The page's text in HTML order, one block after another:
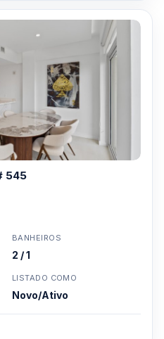
545
BANHEIROS
2 / 1
LISTADO COMO
Novo/Ativo